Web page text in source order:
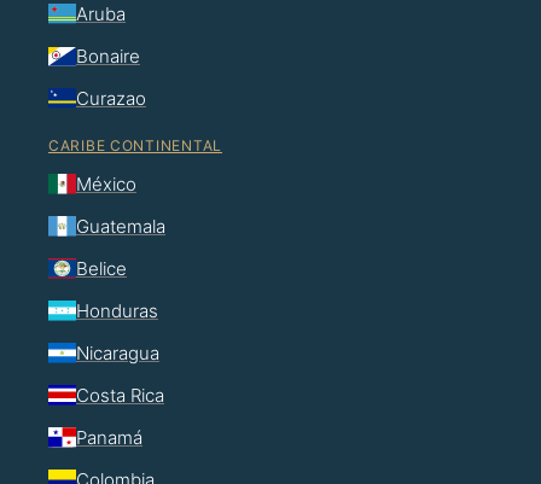
Aruba
Bonaire
Curazao
CARIBE CONTINENTAL
México
Guatemala
Belice
Honduras
Nicaragua
Costa Rica
Panamá